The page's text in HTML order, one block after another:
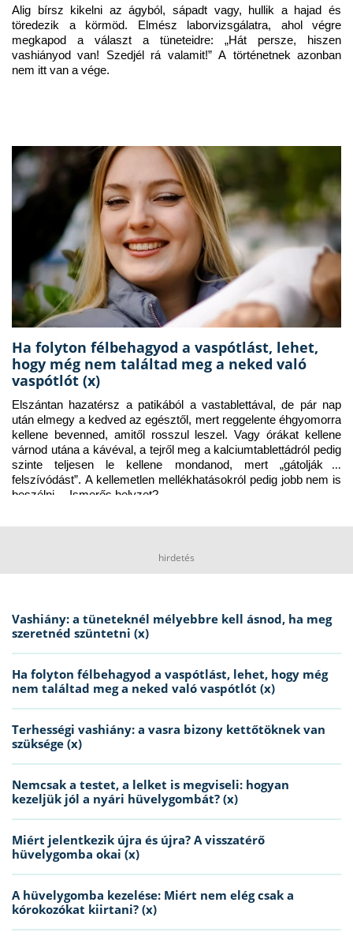
Alig bírsz kikelni az ágyból, sápadt vagy, hullik a hajad és
töredezik a körmöd. Elmész laborvizsgálatra, ahol végre
megkapod a választ a tüneteidre: „Hát persze, hiszen
vashiányod van! Szedjél rá valamit!” A történetnek azonban
nem itt van a vége.
Ha folyton félbehagyod a vaspótlást, lehet,
hogy még nem találtad meg a neked való
vaspótlót (x)
Elszántan hazatérsz a patikából a vastablettával, de pár nap
után elmegy a kedved az egésztől, mert reggelente éhgyomorra
kellene bevenned, amitől rosszul leszel. Vagy órákat kellene
várnod utána a kávéval, a tejről meg a kalciumtablettádról pedig
szinte teljesen le kellene mondanod, mert „gátolják a
felszívódást”. A kellemetlen mellékhatásokról pedig jobb nem is
beszélni… Ismerős helyzet?
hirdetés
Vashiány: a tüneteknél mélyebbre kell ásnod, ha meg
szeretnéd szüntetni (x)
Ha folyton félbehagyod a vaspótlást, lehet, hogy még
nem találtad meg a neked való vaspótlót (x)
Terhességi vashiány: a vasra bizony kettőtöknek van
szüksége (x)
Nemcsak a testet, a lelket is megviseli: hogyan
kezeljük jól a nyári hüvelygombát? (x)
Miért jelentkezik újra és újra? A visszatérő
hüvelygomba okai (x)
A hüvelygomba kezelése: Miért nem elég csak a
kórokozókat kiirtani? (x)